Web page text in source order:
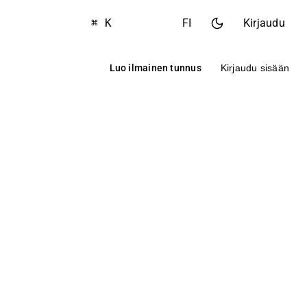
⌘ K FI Kirjaudu
Luo ilmainen tunnus Kirjaudu sisään